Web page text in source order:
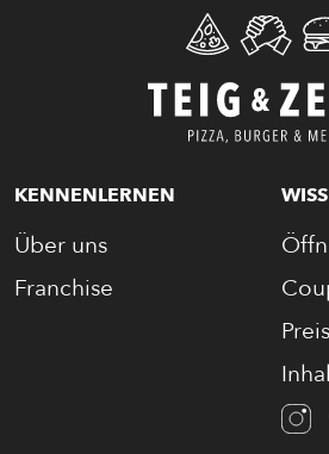
KENNENLERNEN
Über uns
Franchise